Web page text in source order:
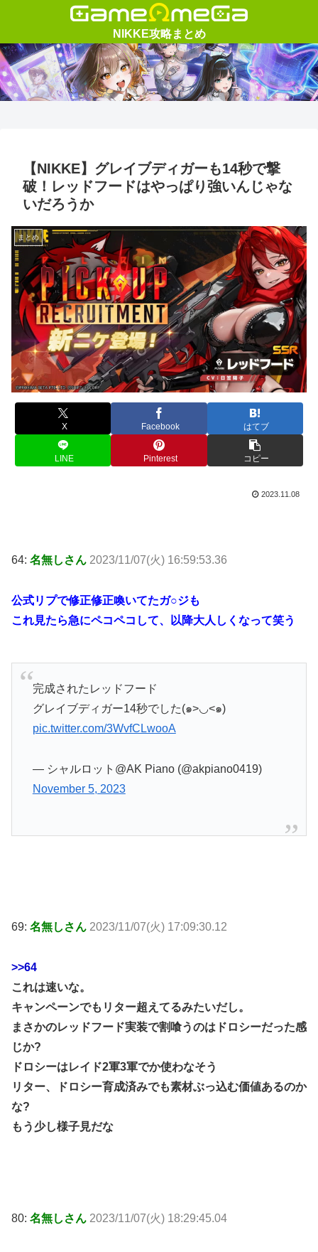
【NIKKE】グレイブディガーも14秒で撃
破！レッドフードはやっぱり強いんじゃな
いだろうか
まとめ
X Facebook はてブ
LINE Pinterest コピー
2023.11.08
64: 名無しさん 2023/11/07(火) 16:59:53.36
公式リプで修正修正喚いてたガ○ジも
これ見たら急にペコペコして、以降大人しくなって笑う
完成されたレッドフード
グレイブディガー14秒でした(๑>◡<๑)
pic.twitter.com/3WvfCLwooA
— シャルロット@AK Piano (@akpiano0419)
November 5, 2023
69: 名無しさん 2023/11/07(火) 17:09:30.12
>>64
これは速いな。
キャンペーンでもリター超えてるみたいだし。
まさかのレッドフード実装で割喰うのはドロシーだった感
じか?
ドロシーはレイド2軍3軍でか使わなそう
リター、ドロシー育成済みでも素材ぶっ込む価値あるのか
な?
もう少し様子見だな
80: 名無しさん 2023/11/07(火) 18:29:45.04